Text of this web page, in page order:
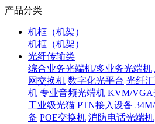
产品分类
机框（机架）
机框（机架）
光纤传输类
综合业务光端机/多业务光端机
网交换机 数字化光平台 光纤
机 专业音频光端机 KVM/VGA
工业级光猫 PTN接入设备
备 POE交换机 消防电话光端机